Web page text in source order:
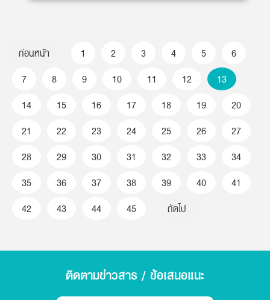
ก่อนหน้า 1 2 3 4 5
6
7
8 9 10 11 12
13
14
15 16 17 18 19
20
21
22 23 24 25 26
27
28
29 30 31 32 33
34
35
36 37 38 39 40
41
42
43 44 45 ถัดไป
ติดตามข่าวสาร / ข้อเสนอแนะ